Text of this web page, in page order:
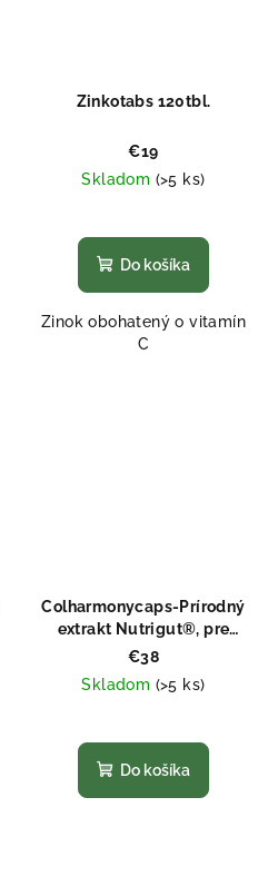
Zinkotabs 120tbl.
€19
Skladom (>5 ks)
hodnotenie
produktu
z
5
Do košíka
Zinok obohatený o vitamín
C
Colharmonycaps-Prírodný
extrakt Nutrigut®, pre
pohodu tráviaceho traktu
€38
Skladom (>5 ks)
hodnotenie
produktu
Do košíka